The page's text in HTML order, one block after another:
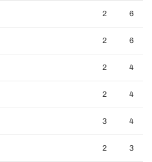
2 6
2 6
2 4
2 4
3 4
2 3